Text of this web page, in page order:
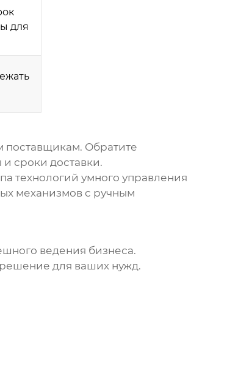
для
поставщикам. Обратите
сроки доставки.
технологий умного управления
механизмов с ручным
ведения бизнеса.
решение для ваших нужд.